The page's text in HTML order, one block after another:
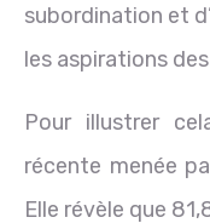
subordination et
les aspirations
Pour illustrer
récente menée
Elle révèle que